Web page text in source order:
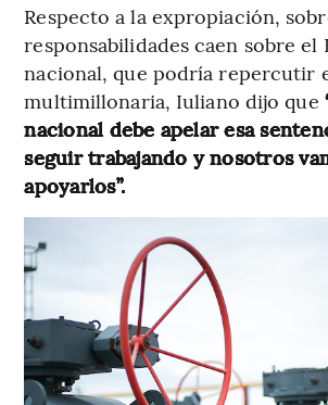
Respecto a la expropiación,
responsabilidades caen sobre el
nacional, que podría repercutir
multimillonaria, Iuliano dijo que
nacional debe apelar esa
seguir trabajando y nosotros
apoyarlos”.